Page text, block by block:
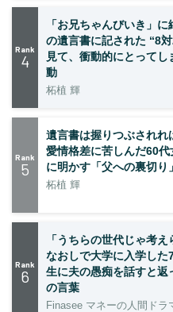
Rank
4
「お兄ちゃんびいき」
の遺言書に記された “8
見て、衝動的にとってし
動
柘植 輝
Rank
5
遺言書は握りつぶされ
愛情格差に苦しんだ60
に明かす「父への裏切り」
柘植 輝
Rank
6
「うちらの世代じゃ考
なおしで大学に入学した
生に夫の愚痴を話すと返
の言葉
Finasee マネーの人間ドラ